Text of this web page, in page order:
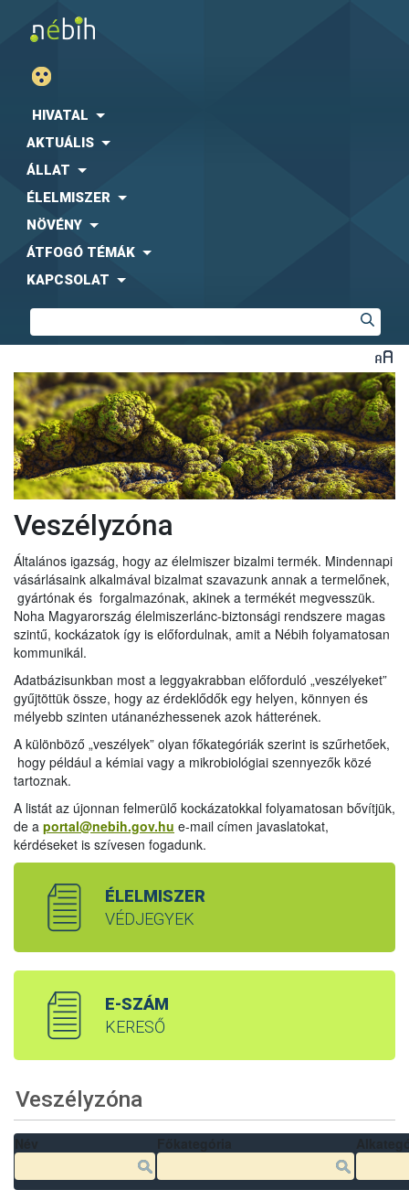
HIVATAL
AKTUÁLIS
ÁLLAT
ÉLELMISZER
NÖVÉNY
ÁTFOGÓ TÉMÁK
KAPCSOLAT
Veszélyzóna
Általános igazság, hogy az élelmiszer bizalmi termék. Mindennapi
vásárlásaink alkalmával bizalmat szavazunk annak a termelőnek,
gyártónak és forgalmazónak, akinek a termékét megvesszük.
Noha Magyarország élelmiszerlánc-biztonsági rendszere magas
szintű, kockázatok így is előfordulnak, amit a Nébih folyamatosan
kommunikál.
Adatbázisunkban most a leggyakrabban előforduló „veszélyeket”
gyűjtöttük össze, hogy az érdeklődők egy helyen, könnyen és
mélyebb szinten utánanézhessenek azok hátterének.
A különböző „veszélyek” olyan főkategóriák szerint is szűrhetőek,
hogy például a kémiai vagy a mikrobiológiai szennyezők közé
tartoznak.
A listát az újonnan felmerülő kockázatokkal folyamatosan bővítjük,
de a portal@nebih.gov.hu e-mail címen javaslatokat,
kérdéseket is szívesen fogadunk.
ÉLELMISZER
VÉDJEGYEK
E-SZÁM
KERESŐ
Veszélyzóna